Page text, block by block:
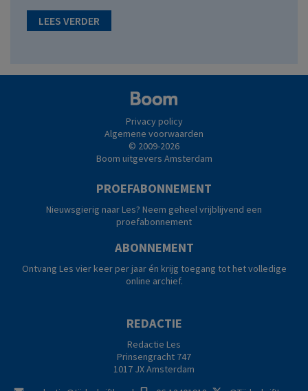
LEES VERDER
Privacy policy
Algemene voorwaarden
© 2009-2026
Boom uitgevers Amsterdam
REDACTIE
Redactie Les
Prinsengracht 747
1017 JX Amsterdam
PROEFABONNEMENT
Nieuwsgierig naar Les? Neem geheel vrijblijvend een
proefabonnement
ABONNEMENT
Ontvang Les vier keer per jaar én krijg toegang tot het volledige
online archief.